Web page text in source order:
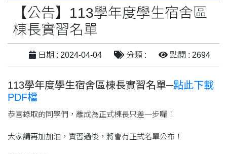
【公告】113學年度學生宿舍區
棟長實習名單
日期 : 2024-04-04 分類 : 點閱 : 2694
113學年度學生宿舍區棟長實習名單─點此下載
PDF檔
恭喜錄取的同學們，離成為正式棟長只差一步囉！
大家請再加加油，實習過後，將會有正式名單公布！